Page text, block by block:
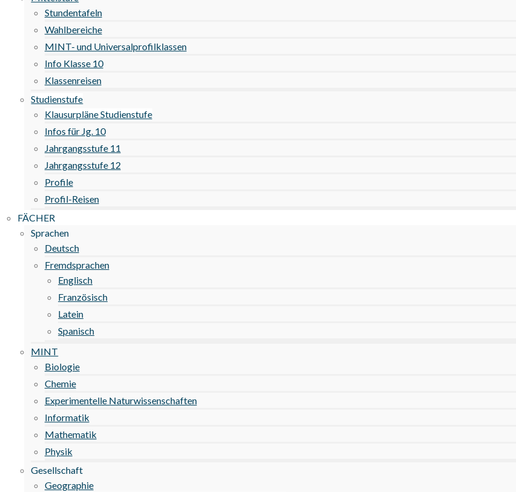
Stundentafeln
Wahlbereiche
MINT- und Universalprofilklassen
Info Klasse 10
Klassenreisen
Studienstufe
Klausurpläne Studienstufe
Infos für Jg. 10
Jahrgangsstufe 11
Jahrgangsstufe 12
Profile
Profil-Reisen
FÄCHER
Sprachen
Deutsch
Fremdsprachen
Englisch
Französisch
Latein
Spanisch
MINT
Biologie
Chemie
Experimentelle Naturwissenschaften
Informatik
Mathematik
Physik
Gesellschaft
Geographie